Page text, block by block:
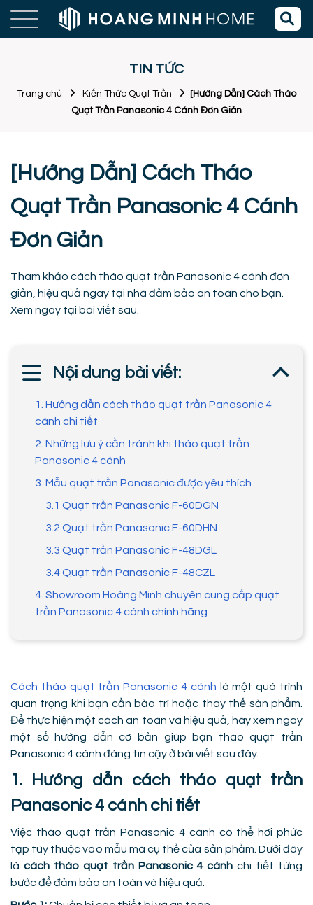
TIN TỨC
Trang chủ Kiến Thức Quạt Trần
[Hướng Dẫn] Cách Tháo
Quạt Trần Panasonic 4 Cánh Đơn Giản
[Hướng Dẫn] Cách Tháo
Quạt Trần Panasonic 4 Cánh
Đơn Giản
Tham khảo cách tháo quạt trần Panasonic 4 cánh đơn
giản, hiệu quả ngay tại nhà đảm bảo an toàn cho bạn.
Xem ngay tại bài viết sau.
Nội dung bài viết:
1. Hướng dẫn cách tháo quạt trần Panasonic 4
cánh chi tiết
2. Những lưu ý cần tránh khi tháo quạt trần
Panasonic 4 cánh
3. Mẫu quạt trần Panasonic được yêu thích
3.1 Quạt trần Panasonic F-60DGN
3.2 Quạt trần Panasonic F-60DHN
3.3 Quạt trần Panasonic F-48DGL
3.4 Quạt trần Panasonic F-48CZL
4. Showroom Hoàng Minh chuyên cung cấp quạt
trần Panasonic 4 cánh chính hãng
Cách tháo quạt trần Panasonic 4 cánh là một quá trình
quan trọng khi bạn cần bảo trì hoặc thay thế sản phẩm.
Để thực hiện một cách an toàn và hiệu quả, hãy xem ngay
một số hướng dẫn cơ bản giúp bạn tháo quạt trần
Panasonic 4 cánh đáng tin cậy ở bài viết sau đây.
1. Hướng dẫn cách tháo quạt trần
Panasonic 4 cánh chi tiết
Việc tháo quạt trần Panasonic 4 cánh có thể hơi phức
tạp tùy thuộc vào mẫu mã cụ thể của sản phẩm. Dưới đây
là cách tháo quạt trần Panasonic 4 cánh chi tiết từng
bước để đảm bảo an toàn và hiệu quả.